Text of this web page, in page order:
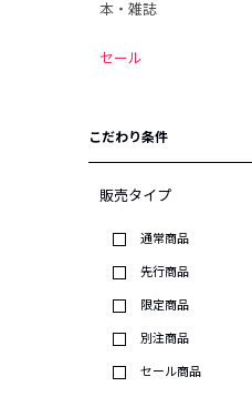
本・雑誌
セール
こだわり条件
販売タイプ
通常商品
先行商品
限定商品
別注商品
セール商品